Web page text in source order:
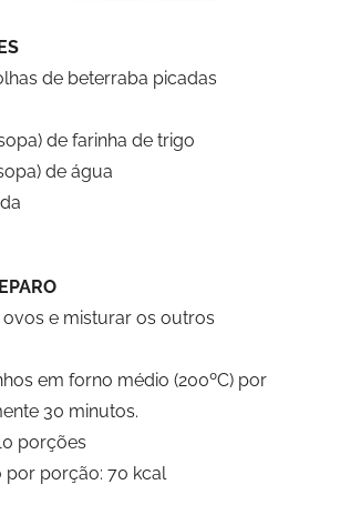
de beterraba picadas
de farinha de trigo
de água
e misturar os outros
em forno médio (200ºC) por
30 minutos.
porções
por porção: 70 kcal